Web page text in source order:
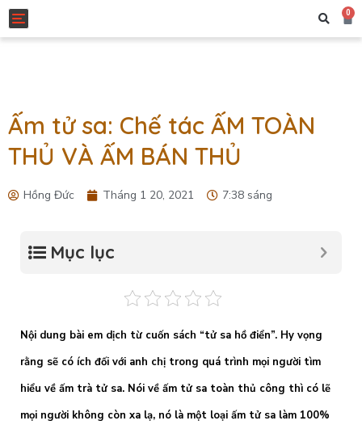
Toggle navigation 0
Ấm tử sa: Chế tác ẤM TOÀN
THỦ VÀ ẤM BÁN THỦ
Hồng Đức Tháng 1 20, 2021 7:38 sáng
Mục lục
Nội dung bài em dịch từ cuốn sách “tử sa hồ điển”. Hy vọng
rằng sẽ có ích đối với anh chị trong quá trình mọi người tìm
hiểu về ấm trà tử sa. Nói về ấm tử sa toàn thủ công thì có lẽ
mọi người không còn xa lạ, nó là một loại ấm tử sa làm 100%